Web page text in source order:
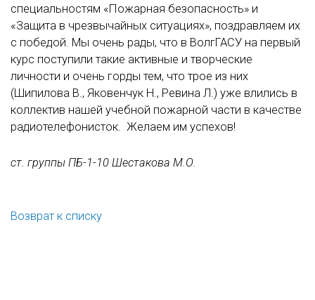
специальностям «Пожарная безопасность» и
«Защита в чрезвычайных ситуациях», поздравляем их
с победой. Мы очень рады, что в ВолгГАСУ на первый
курс поступили такие активные и творческие
личности и очень горды тем, что трое из них
(Шипилова В., Яковенчук Н., Ревина Л.) уже влились в
коллектив нашей учебной пожарной части в качестве
радиотелефонисток. Желаем им успехов!
ст. группы ПБ-1-10 Шестакова М.О.
Возврат к списку